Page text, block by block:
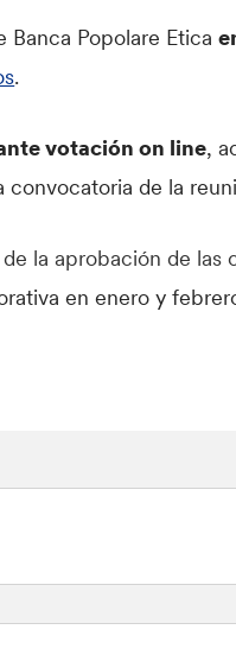
Banca Popolare Etica
.
votación on line,
de la
la aprobación de las
en enero y